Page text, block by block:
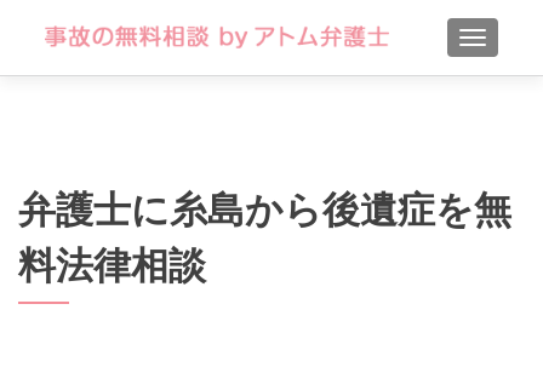
弁護士に糸島から後遺症を無
料法律相談